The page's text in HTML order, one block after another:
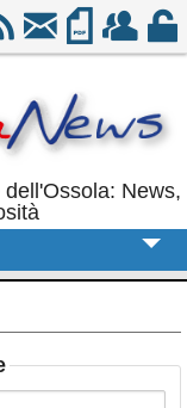
News,